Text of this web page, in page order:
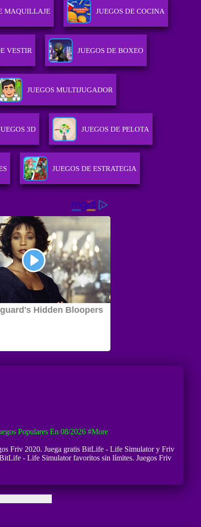
MAQUILLAJE JUEGOS DE COCINA
VESTIR JUEGOS DE BOXEO
JUEGOS MULTIJUGADOR
3D JUEGOS DE PELOTA
JUEGOS DE ESTRATEGIA
Populares En 08/2026 #more
Friv 2020. Juega gratis BitLife - Life Simulator y Friv
- Life Simulator favoritos sin límites. Juegos Friv